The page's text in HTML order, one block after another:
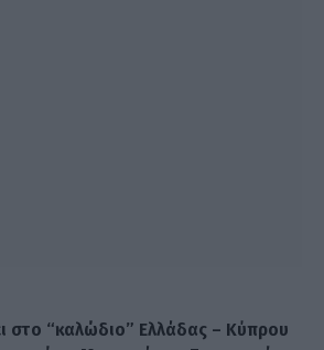
στο “καλώδιο” Ελλάδας – Κύπρου